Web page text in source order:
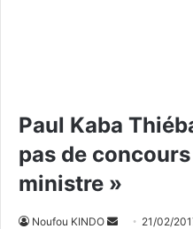
Paul Kaba
pas de
ministre »
Noufou KINDO 21/02/